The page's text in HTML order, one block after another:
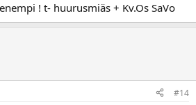
! t- huurusmiäs + Kv.Os SaVo
#14